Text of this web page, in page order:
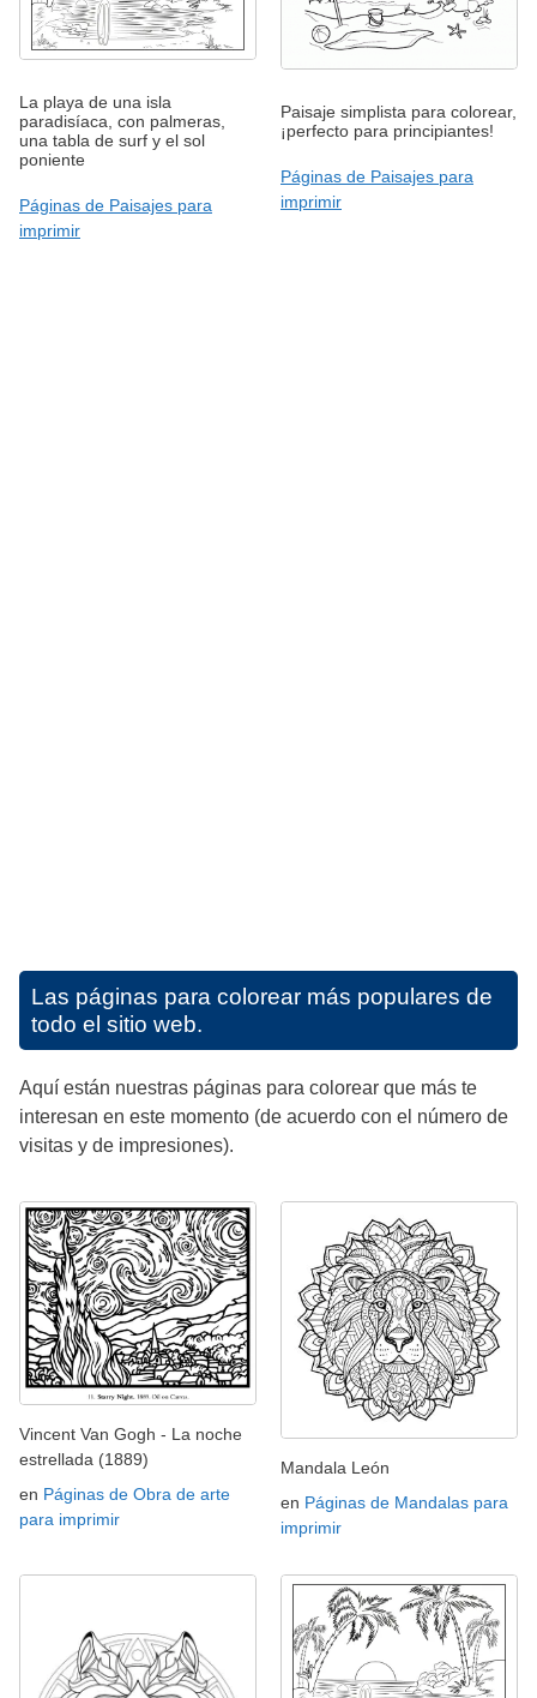
La playa de una isla
paradisíaca, con palmeras,
una tabla de surf y el sol
poniente
Páginas de Paisajes para
imprimir
Paisaje simplista para colorear,
¡perfecto para principiantes!
Páginas de Paisajes para
imprimir
Las páginas para colorear más populares de
todo el sitio web.
Aquí están nuestras páginas para colorear que más te
interesan en este momento (de acuerdo con el número de
visitas y de impresiones).
Vincent Van Gogh - La noche
estrellada (1889)
en Páginas de Obra de arte
para imprimir
Mandala León
en Páginas de Mandalas para
imprimir